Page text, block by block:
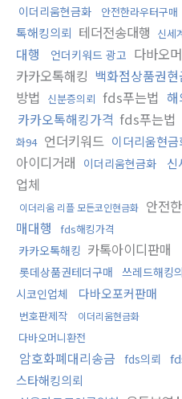
이더리움현금화 안전한라우터구매
톡해킹의뢰 테더전송대행 신세
대행
언더키워드 광고 다바오
카카오톡해킹 백화점상품권
방법
신분증의뢰 fds푸는법
카카오톡해킹가격 fds푸는법
화94 언더키워드 이더리움현금
아이디거래 이더리움현금화 신
업체
이더리움 리플 모든코인현금화 안전
매대행
fds해킹가격
카카오톡해킹 카톡아이디판매
롯데상품권테더구매 쓰레드해킹
시코인업체
다바오포커판매
번호판제작 이더리움현금화
다바오머니환전
암호화폐대리송금 fds의뢰
스타해킹의뢰